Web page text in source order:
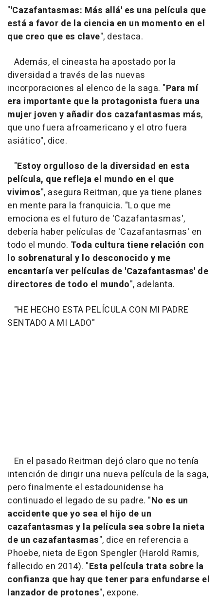
"'Cazafantasmas: Más allá' es una película que
está a favor de la ciencia en un momento en el
que creo que es clave", destaca.
Además, el cineasta ha apostado por la
diversidad a través de las nuevas
incorporaciones al elenco de la saga. "Para mí
era importante que la protagonista fuera una
mujer joven y añadir dos cazafantasmas más,
que uno fuera afroamericano y el otro fuera
asiático", dice.
"Estoy orgulloso de la diversidad en esta
película, que refleja el mundo en el que
vivimos", asegura Reitman, que ya tiene planes
en mente para la franquicia. "Lo que me
emociona es el futuro de 'Cazafantasmas',
debería haber películas de 'Cazafantasmas' en
todo el mundo. Toda cultura tiene relación con
lo sobrenatural y lo desconocido y me
encantaría ver películas de 'Cazafantasmas' de
directores de todo el mundo", adelanta.
"HE HECHO ESTA PELÍCULA CON MI PADRE
SENTADO A MI LADO"
En el pasado Reitman dejó claro que no tenía
intención de dirigir una nueva película de la saga,
pero finalmente el estadounidense ha
continuado el legado de su padre. "No es un
accidente que yo sea el hijo de un
cazafantasmas y la película sea sobre la nieta
de un cazafantasmas", dice en referencia a
Phoebe, nieta de Egon Spengler (Harold Ramis,
fallecido en 2014). "Esta película trata sobre la
confianza que hay que tener para enfundarse el
lanzador de protones", expone.